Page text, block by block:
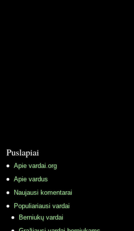
Puslapiai
Apie vardai.org
Apie vardus
Naujausi komentarai
Populiariausi vardai
Berniukų vardai